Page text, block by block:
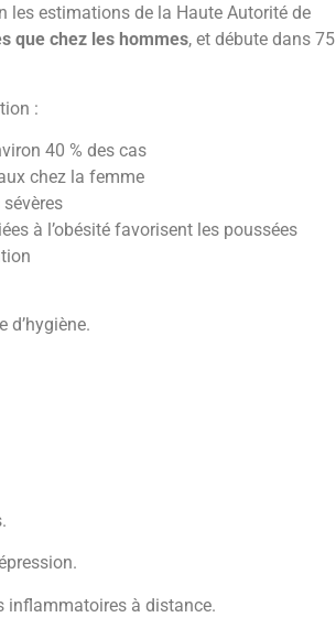
les estimations de la Haute Autorité de
que chez les hommes, et débute dans 75
:
40 % des cas
chez la femme
à l’obésité favorisent les poussées
d’hygiène.
inflammatoires à distance.